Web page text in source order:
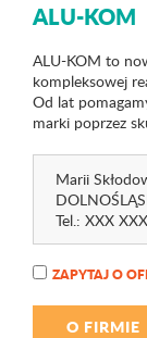
ALU-KOM
ALU-KOM to
kompleksowej
Od lat
marki poprzez
Marii
Tel.: XXX
ZAPYTAJ O
O FIRMIE